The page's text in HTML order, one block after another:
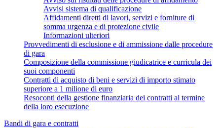
Avvisi sistema di qualificazione
Affidamenti diretti di lavori, servizi e forniture di
somma urgenza e di protezione civile
Informazioni ulteriori
Provvedimenti di esclusione e di ammissione dalle procedure
di gara
Composizione della commissione giudicatrice e curricula dei
suoi componenti
Contratti di acquisto di beni e servizi di importo stimato
superiore a 1 milione di euro
Resoconti della gestione finanziaria dei contratti al termine
della loro esecuzione
Bandi di gara e contratti